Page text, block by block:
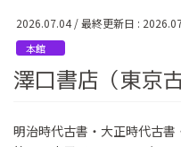
2026.07.04 / 最終更新日 :
本館
澤口書店（東京
明治時代古書・大正時代古